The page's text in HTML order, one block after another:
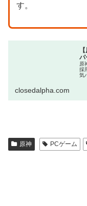
す。
パ
原
採
気
closedalpha.com
原神 PCゲーム